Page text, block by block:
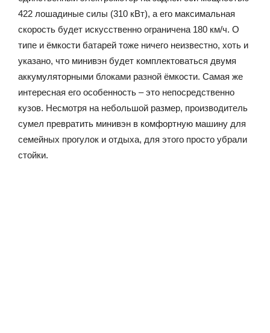
422 лошадиные силы (310 кВт), а его максимальная
скорость будет искусственно ограничена 180 км/ч. О
типе и ёмкости батарей тоже ничего неизвестно, хоть и
указано, что минивэн будет комплектоваться двумя
аккумуляторными блоками разной ёмкости. Самая же
интересная его особенность – это непосредственно
кузов. Несмотря на небольшой размер, производитель
сумел превратить минивэн в комфортную машину для
семейных прогулок и отдыха, для этого просто убрали
стойки.